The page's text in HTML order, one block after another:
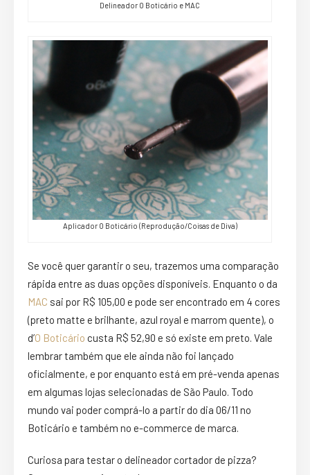
Delineador O Boticário e MAC
Aplicador O Boticário (Reprodução/Coisas de Diva)
Se você quer garantir o seu, trazemos uma comparação
rápida entre as duas opções disponíveis. Enquanto o da
MAC sai por R$ 105,00 e pode ser encontrado em 4 cores
(preto matte e brilhante, azul royal e marrom quente), o
d’O Boticário custa R$ 52,90 e só existe em preto. Vale
lembrar também que ele ainda não foi lançado
oficialmente, e por enquanto está em pré-venda apenas
em algumas lojas selecionadas de São Paulo. Todo
mundo vai poder comprá-lo a partir do dia 06/11 no
Boticário e também no e-commerce de marca.
Curiosa para testar o delineador cortador de pizza?